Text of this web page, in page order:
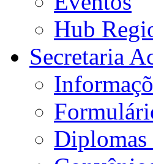
Hub
Secretaria
Diplomas